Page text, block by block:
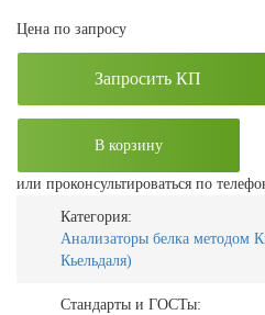
Цена по запросу
Запросить КП
В корзину
или проконсультироваться по
Категория:
Анализаторы белка методом
Кьельдаля)
Стандарты и ГОСТы: